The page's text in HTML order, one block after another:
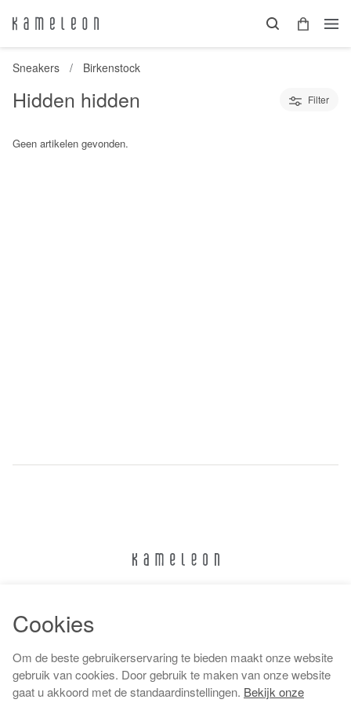
Sneakers Birkenstock
Hidden hidden Filter
Geen artikelen gevonden.
Algemene voorwaarden
Cookies
Om de beste gebruikerservaring te bieden maakt onze website
gebruik van cookies. Door gebruik te maken van onze website
gaat u akkoord met de standaardinstellingen. Bekijk onze